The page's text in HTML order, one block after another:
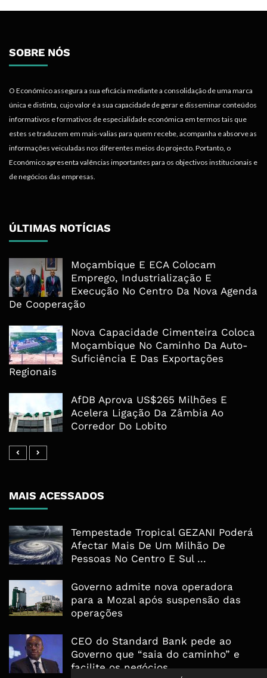
SOBRE NÓS
O Económico assegura a sua eficácia mediante a consolidação de uma marca
única e distinta, cujo valor é a sua capacidade de gerar e disseminar conteúdos
informativos e formativos de especialidade económica em termos tais que
estes se traduzem em mais-valias para quem recebe, acompanha e absorve as
informações veiculadas nos diferentes meios do projecto. Portanto, o
Económico apresenta valências importantes para os objectivos institucionais e
de negócios das empresas.
ÚLTIMAS NOTÍCIAS
Moçambique E ECA Colocam
Emprego, Industrialização E
Execução No Centro Da Nova Agenda
De Cooperação
Nova Capacidade Cimenteira Coloca
Moçambique No Caminho Da Auto-
Suficiência E Das Exportações
Regionais
AfDB Aprova US$265 Milhões E
Acelera Ligação Da Zâmbia Ao
Corredor Do Lobito
MAIS ACESSADOS
Tempestade Tropical GEZANI Poderá
Afectar Mais De Um Milhão De
Pessoas No Centro E Sul ...
Governo admite nova operadora
para a Mozal após suspensão das
operações
CEO do Standard Bank pede ao
Governo que “saia do caminho” e
facilite os negócios